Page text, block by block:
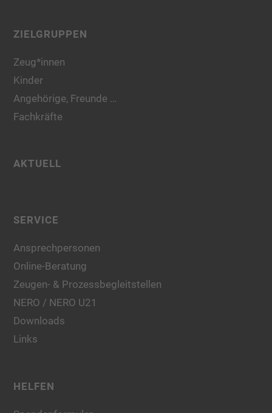
ZIELGRUPPEN
Zeug*innen
Kinder
Angehörige, Freunde …
Fachkräfte
AKTUELL
SERVICE
Ansprechpersonen
Online-Beratung
Zeugen- & Prozessbegleitstellen
NERO / NERO U21
Downloads
Links
HELFEN